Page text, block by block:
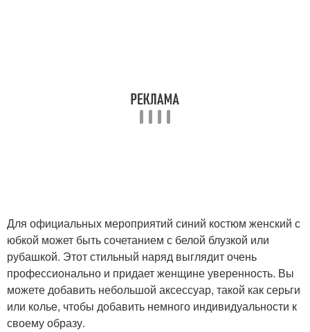
Для официальных мероприятий синий костюм женский с
юбкой может быть сочетанием с белой блузкой или
рубашкой. Этот стильный наряд выглядит очень
профессионально и придает женщине уверенность. Вы
можете добавить небольшой аксессуар, такой как серьги
или колье, чтобы добавить немного индивидуальности к
своему образу.